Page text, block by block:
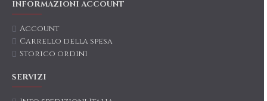
INFORMAZIONI ACCOUNT
Account
Carrello della spesa
Storico ordini
SERVIZI